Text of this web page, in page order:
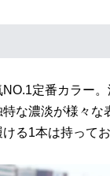
NO.1定番カラー
特な濃淡が様々な
ける1本は持って